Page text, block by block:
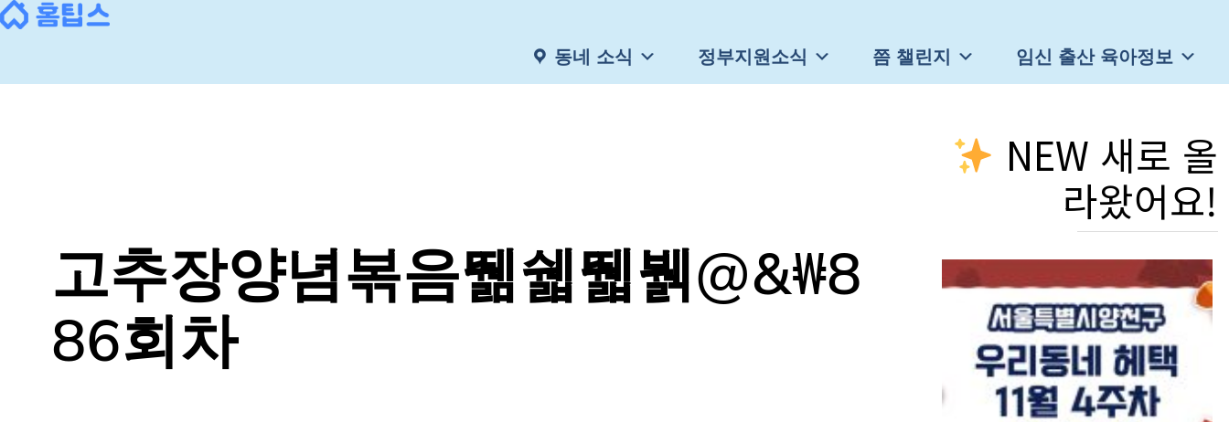
콘
로
동네 소식 정부지원소식 쯤 챌린지 임신 출산 육아정보
고추장양념볶음뛞쉛뛟뷁@&₩8
86회차
NEW 새로 올
라왔어요!